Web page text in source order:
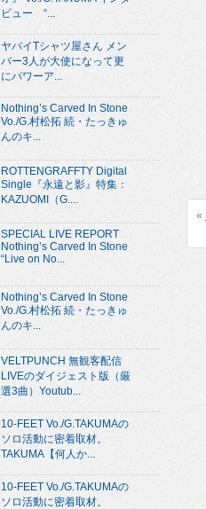
«
ビュー “...
ヤバイTシャツ屋さん メン
バー3人が大使になって更
にパワーア...
Nothing’s Carved In Stone
Vo./G.村松拓 続・たっきゅ
んのキ...
ROTTENGRAFFTY Digital
Single『永遠と影』特集：
KAZUOMI（G....
SPECIAL LIVE REPORT
Nothing’s Carved In Stone
“Live on No...
Nothing’s Carved In Stone
Vo./G.村松拓 続・たっきゅ
んのキ...
VELTPUNCH 無観客配信
LIVEのダイジェスト版（厳
選3曲）Youtub...
10-FEET Vo./G.TAKUMAの
ソロ活動に密着取材。
TAKUMA【何人か...
10-FEET Vo./G.TAKUMAの
ソロ活動に密着取材。